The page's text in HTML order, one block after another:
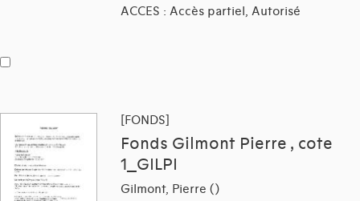
ACCES : Accès partiel, Autorisé
[FONDS]
Fonds Gilmont Pierre , cote
1_GILPI
Gilmont, Pierre ()